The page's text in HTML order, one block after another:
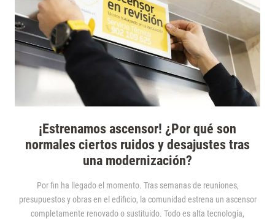
¡Estrenamos ascensor! ¿Por qué son
normales ciertos ruidos y desajustes tras
una modernización?
Por fin ha llegado el momento. Tras semanas de reuniones,
presupuestos y obras en el edificio, la comunidad estrena un ascensor
completamente renovado o sustituido. Todo es alta tecnología,